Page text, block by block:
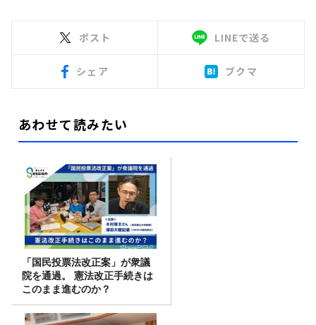
ポスト LINEで送る
シェア ブクマ
あわせて読みたい
「国民投票法改正案」が衆議
院を通過。 憲法改正手続きは
このまま進むのか？